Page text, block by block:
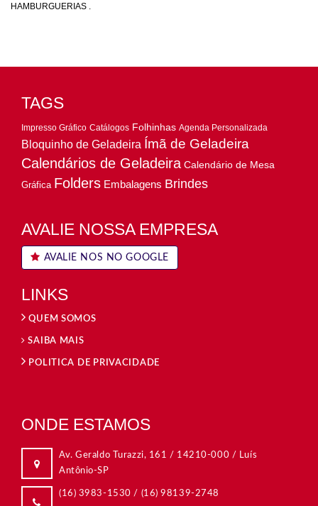
HAMBURGUERIAS .
TAGS
Impresso Gráfico Catálogos Folhinhas Agenda Personalizada
Bloquinho de Geladeira Ímã de Geladeira
Calendários de Geladeira Calendário de Mesa
Gráfica Folders Embalagens Brindes
AVALIE NOSSA EMPRESA
AVALIE NOS NO GOOGLE
LINKS
QUEM SOMOS
SAIBA MAIS
POLITICA DE PRIVACIDADE
ONDE ESTAMOS
Rua Dom Duarte Leopoldo e Silva, 315 / Centro
09015-560 / Santo André-SP
(11) 4438-4099/